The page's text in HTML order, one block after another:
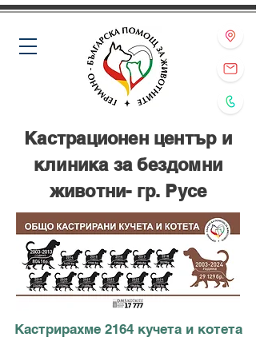
Кастрирахме 2164 кучета и котета
Кастрационен център и
клиника за бездомни
животни- гр. Русе